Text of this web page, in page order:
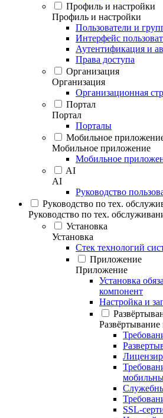
Профиль и настройки
Профиль и настройки
Пользователи и
Интерфейс
Аутентификация и
Права доступа
Организация
Организация
Организационная
Портал
Портал
Порталы
Мобильное
Мобильное приложение
Мобильное
AI
AI
Руководство
Руководство по тех.
Руководство по тех.
Установка
Установка
Стек технологий
Приложение
Приложение
Установка
компонент
Настройка и
Развёртывание
SSL-